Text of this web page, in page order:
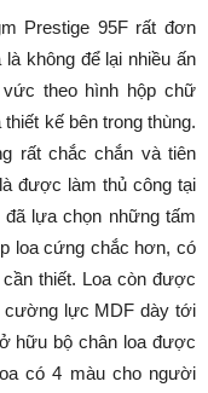
Prestige 95F rất đơn
không để lại nhiều ấn
theo hình hộp chữ
kế bên trong thùng.
rất chắc chắn và tiên
được làm thủ công tại
lựa chọn những tấm
loa cứng chắc hơn, có
thiết. Loa còn được
cường lực MDF dày tới
hữu bộ chân loa được
có 4 màu cho người